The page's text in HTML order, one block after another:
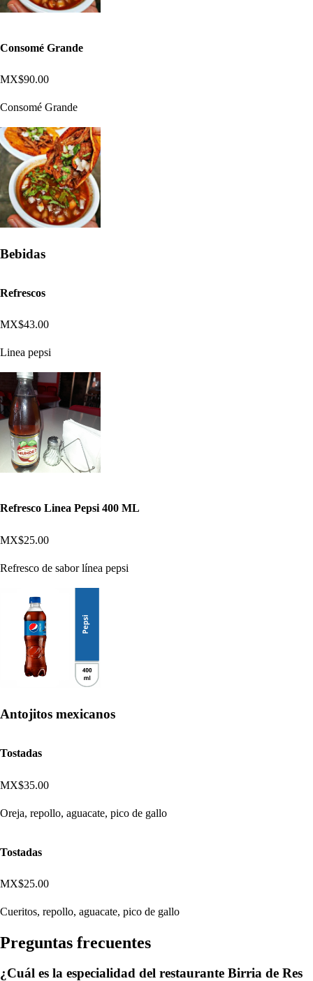
Consomé Grande
MX$90.00
Consomé Grande
Bebidas
Refrescos
MX$43.00
Linea pepsi
Refresco Linea Pepsi 400 ML
MX$25.00
Refresco de sabor línea pepsi
Antojitos mexicanos
Tostadas
MX$35.00
Oreja, repollo, aguacate, pico de gallo
Tostadas
MX$25.00
Cueritos, repollo, aguacate, pico de gallo
Preguntas frecuentes
¿Cuál es la especialidad del restaurante Birria de Res